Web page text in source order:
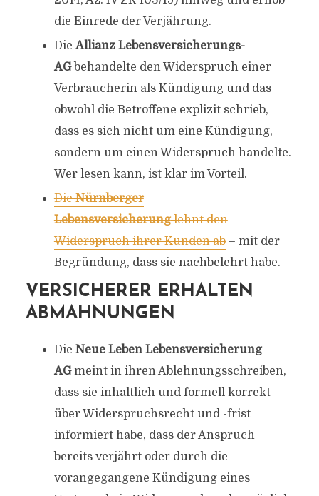
die Einrede der Verjährung.
Die Allianz Lebensversicherungs-
AGbehandelte den Widerspruch einer
Verbraucherin als Kündigung und das
obwohl die Betroffene explizit schrieb,
dass es sich nicht um eine Kündigung,
sondern um einen Widerspruch handelte.
Wer lesen kann, ist klar im Vorteil.
DieNürnberger
Lebensversicherunglehnt den
Widerspruch ihrer Kunden ab– mit der
Begründung, dass sie nachbelehrt habe.
VERSICHERER ERHALTEN
ABMAHNUNGEN
Die Neue Leben Lebensversicherung
AGmeint in ihren Ablehnungsschreiben,
dass sie inhaltlich und formell korrekt
über Widerspruchsrecht und -frist
informiert habe, dass der Anspruch
bereits verjährt oder durch die
vorangegangene Kündigung eines